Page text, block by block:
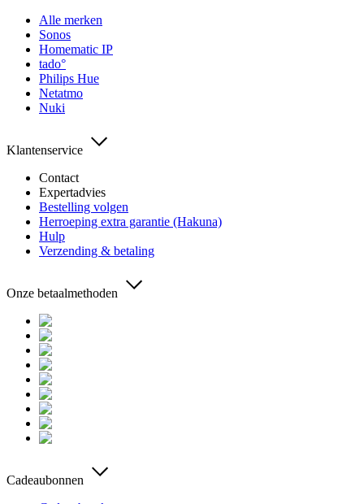
Alle merken
Sonos
Homematic IP
tado°
Philips Hue
Netatmo
Nuki
Klantenservice
Contact
Expertadvies
Bestelling volgen
Herroeping extra garantie (Hakuna)
Hulp
Verzending & betaling
Onze betaalmethoden
Cadeaubonnen